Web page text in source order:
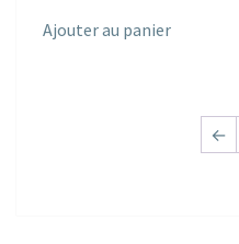
Ajouter au panier
←